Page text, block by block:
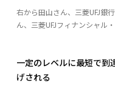
右から田山さん、三菱UFJ銀
ん、三菱UFJフィナンシャル
一定のレベルに最短で到
げされる